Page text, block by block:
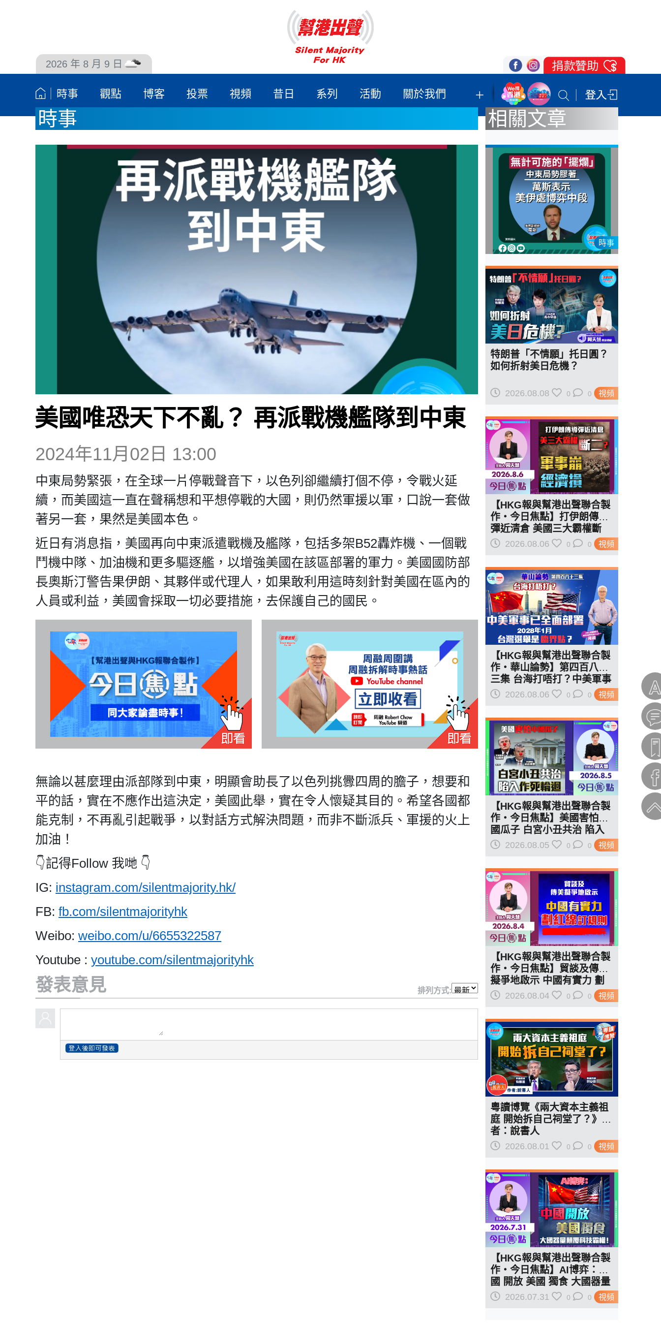
2026 年 8 月 9 日
時事 觀點 博客 投票 視頻 昔日 系列 活動 關於我們 我們的立場 登記支持 聯絡我們
時事
美國唯恐天下不亂？ 再派戰機艦隊到中東
2024年11月02日 13:00
中東局勢緊張，在全球一片停戰聲音下，以色列卻繼續打個不停，令戰火延
續，而美國這一直在聲稱想和平想停戰的大國，則仍然軍援以軍，口說一套做
著另一套，果然是美國本色。
近日有消息指，美國再向中東派遣戰機及艦隊，包括多架B52轟炸機、一個戰
鬥機中隊、加油機和更多驅逐艦，以增強美國在該區部署的軍力。美國國防部
長奧斯汀警告果伊朗、其夥伴或代理人，如果敢利用這時刻針對美國在區內的
人員或利益，美國會採取一切必要措施，去保護自己的國民。
無論以甚麼理由派部隊到中東，明顯會助長了以色列挑釁四周的膽子，想要和
平的話，實在不應作出這決定，美國此舉，實在令人懷疑其目的。希望各國都
能克制，不再亂引起戰爭，以對話方式解決問題，而非不斷派兵、軍援的火上
加油！
👇記得Follow 我哋 👇
IG: instagram.com/silentmajority.hk/
FB: fb.com/silentmajorityhk
Weibo: weibo.com/u/6655322587
Youtube : youtube.com/silentmajorityhk
發表意見 排列方式:
相關文章
時事
視頻
特朗普「不情願」托日圓？
如何折射美日危機？
2026.08.08 0 0
視頻
【HKG報與幫港出聲聯合製
作‧今日焦點】打伊朗傳導
彈近清倉 美國三大霸權斷
二？軍事崩 經濟損
2026.08.06 0 0
視頻
【HKG報與幫港出聲聯合製
作‧華山論勢】第四百八十
三集 台海打唔打？中美軍事
已全面部署 2028年1月台灣
2026.08.06 0 0
視頻
【HKG報與幫港出聲聯合製
作‧今日焦點】美國害怕中
國瓜子 白宮小丑共治 陷入
作死輪迴
2026.08.05 0 0
視頻
【HKG報與幫港出聲聯合製
作‧今日焦點】貿談及傳美
擬爭地啟示 中國有實力 劃
紅線訂規則
2026.08.04 0 0
視頻
粵讀博覽《兩大資本主義祖
庭 開始拆自己祠堂了？》作
者：說書人
2026.08.01 0 0
視頻
【HKG報與幫港出聲聯合製
作‧今日焦點】AI博弈：中
國 開放 美國 獨食 大國器量
顛覆科技霸權！
2026.07.31 0 0